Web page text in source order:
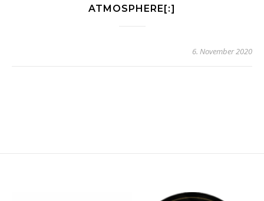
ATMOSPHERE[:]
6. November 2020